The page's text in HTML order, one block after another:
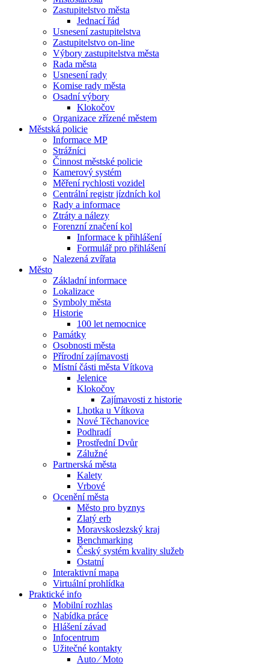
Zastupitelstvo města
Jednací řád
Usnesení zastupitelstva
Zastupitelstvo on-line
Výbory zastupitelstva města
Rada města
Usnesení rady
Komise rady města
Osadní výbory
Klokočov
Organizace zřízené městem
Městská policie
Informace MP
Strážníci
Činnost městské policie
Kamerový systém
Měření rychlosti vozidel
Centrální registr jízdních kol
Rady a informace
Ztráty a nálezy
Forenzní značení kol
Informace k přihlášení
Formulář pro přihlášení
Nalezená zvířata
Město
Základní informace
Lokalizace
Symboly města
Historie
100 let nemocnice
Památky
Osobnosti města
Přírodní zajímavosti
Místní části města Vítkova
Jelenice
Klokočov
Zajímavosti z historie
Lhotka u Vítkova
Nové Těchanovice
Podhradí
Prostřední Dvůr
Zálužné
Partnerská města
Kalety
Vrbové
Ocenění města
Město pro byznys
Zlatý erb
Moravskoslezský kraj
Benchmarking
Český systém kvality služeb
Ostatní
Interaktivní mapa
Virtuální prohlídka
Praktické info
Mobilní rozhlas
Nabídka práce
Hlášení závad
Infocentrum
Užitečné kontakty
Auto ⁄ Moto